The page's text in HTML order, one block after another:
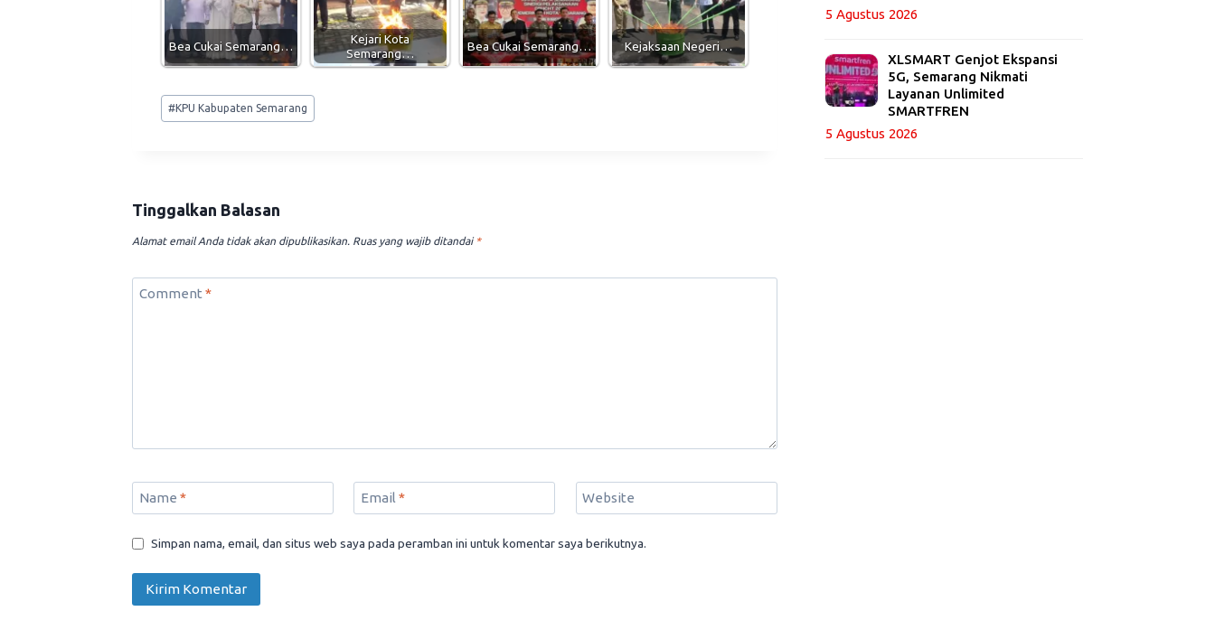
Bea Cukai Semarang…
Kejari Kota
Semarang…
Bea Cukai Semarang… Kejaksaan Negeri…
Post
Tags:
#KPU Kabupaten Semarang
Tinggalkan Balasan
Alamat email Anda tidak akan dipublikasikan. Ruas yang wajib ditandai *
Comment *
Name * Email * Website
Simpan nama, email, dan situs web saya pada peramban ini untuk komentar saya berikutnya.
5 Agustus 2026
XLSMART Genjot Ekspansi
5G, Semarang Nikmati
Layanan Unlimited
SMARTFREN
5 Agustus 2026